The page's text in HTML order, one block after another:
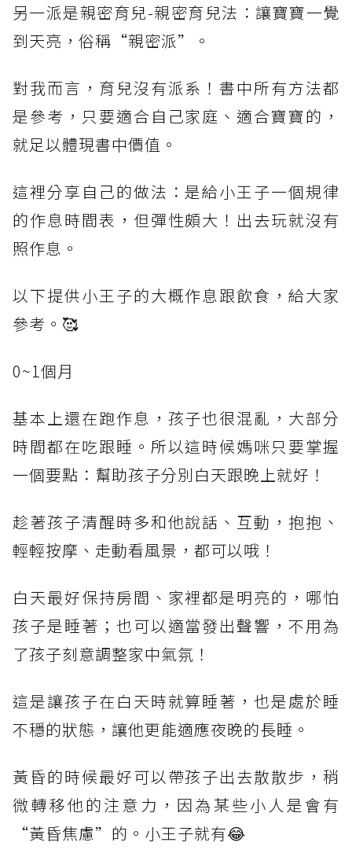
另一派是親密育兒-親密育兒法：讓寶寶一覺
到天亮，俗稱“親密派”。
對我而言，育兒沒有派系！書中所有方法都
是參考，只要適合自己家庭、適合寶寶的，
就足以體現書中價值。
這裡分享自己的做法：是給小王子一個規律
的作息時間表，但彈性頗大！出去玩就沒有
照作息。
以下提供小王子的大概作息跟飲食，給大家
參考。🥰
0~1個月
基本上還在跑作息，孩子也很混亂，大部分
時間都在吃跟睡。所以這時候媽咪只要掌握
一個要點：幫助孩子分別白天跟晚上就好！
趁著孩子清醒時多和他說話、互動，抱抱、
輕輕按摩、走動看風景，都可以哦！
白天最好保持房間、家裡都是明亮的，哪怕
孩子是睡著；也可以適當發出聲響，不用為
了孩子刻意調整家中氣氛！
這是讓孩子在白天時就算睡著，也是處於睡
不穩的狀態，讓他更能適應夜晚的長睡。
黃昏的時候最好可以帶孩子出去散散步，稍
微轉移他的注意力，因為某些小人是會有
“黃昏焦慮”的。小王子就有😂